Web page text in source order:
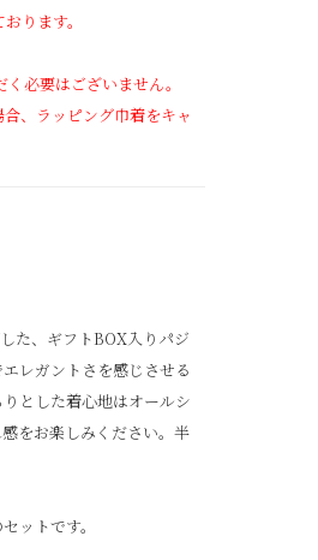
ります。
必要はございません。
、ラッピング巾着をキャ
た、ギフトBOX入りパジ
レガントさを感じさせる
とした着心地はオールシ
をお楽しみください。半
ットです。